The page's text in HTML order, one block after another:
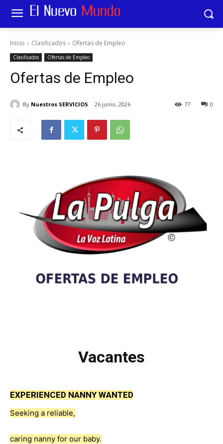
Inicio Clasificados Ofertas de Empleo
Clasificados Ofertas de Empleo
Ofertas de Empleo
By Nuestros SERVICIOS 26 junio, 2026 0
77
Vacantes
EXPERIENCED NANNY WANTED
Seeking a reliable,
caring nanny for our baby.